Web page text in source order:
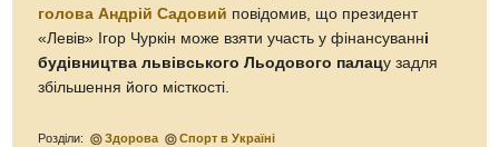
голова Андрій Садовий повідомив, що президент
«Левів» Ігор Чуркін може взяти участь у фінансуванні
будівництва львівського Льодового палацу задля
збільшення його місткості.
Розділи: Здорова Спорт в Україні